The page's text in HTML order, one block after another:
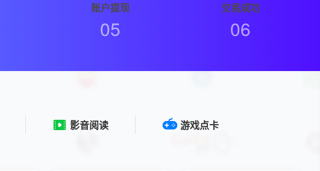
账户提现
05
交易成功
06
影音阅读 游戏点卡